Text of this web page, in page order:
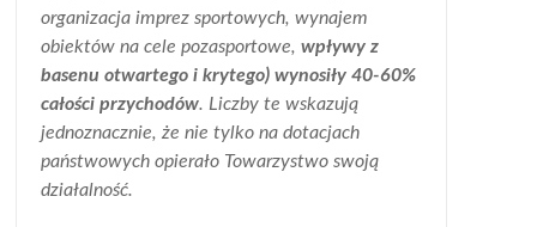
organizacja imprez sportowych, wynajem
obiektów na cele pozasportowe,wpływy z
basenu otwartego i krytego) wynosiły 40-60%
całości przychodów. Liczby te wskazują
jednoznacznie, że nie tylko na dotacjach
państwowych opierało Towarzystwo swoją
działalność.